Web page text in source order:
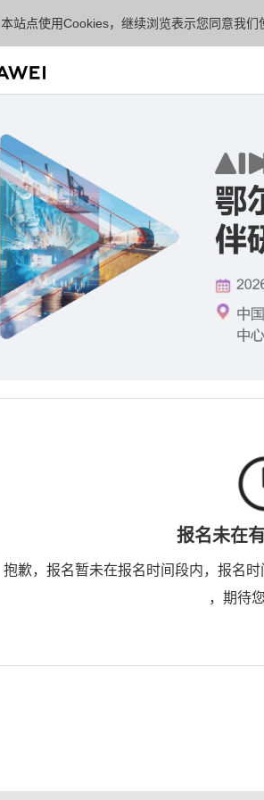
本站点使用Cookies，继续浏览表示您同意我们
报名未在
抱歉，报名暂未在报名时间段内，报名
，期待